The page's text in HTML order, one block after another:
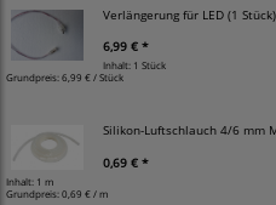
Verlängerung für LED (1 Stück)
6,99 € *
Inhalt: 1 Stück
Grundpreis:6,99 € / Stück
Silikon-Luftschlauch 4/6 mm
0,69 € *
Inhalt: 1 m
Grundpreis:0,69 € / m